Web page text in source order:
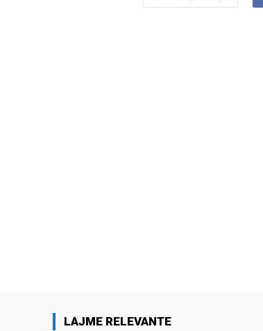
LAJME RELEVANTE